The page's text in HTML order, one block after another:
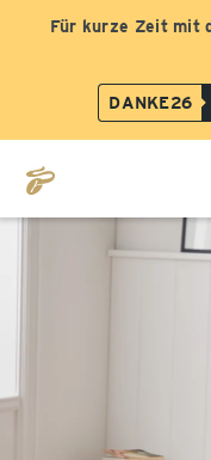
Für kurze Zeit mit
DANKE26